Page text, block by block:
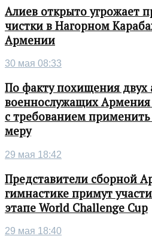
Алиев открыто угрожает
чистки в Нагорном
Армении
30 мая 08:33
По факту похищения двух
военнослужащих
с требованием
меру
29 мая 18:42
Представители сборной
гимнастике примут
этапе World Challenge Cup
29 мая 18:40